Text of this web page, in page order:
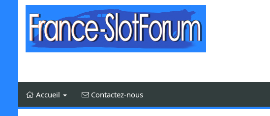
Accueil Contactez-nous